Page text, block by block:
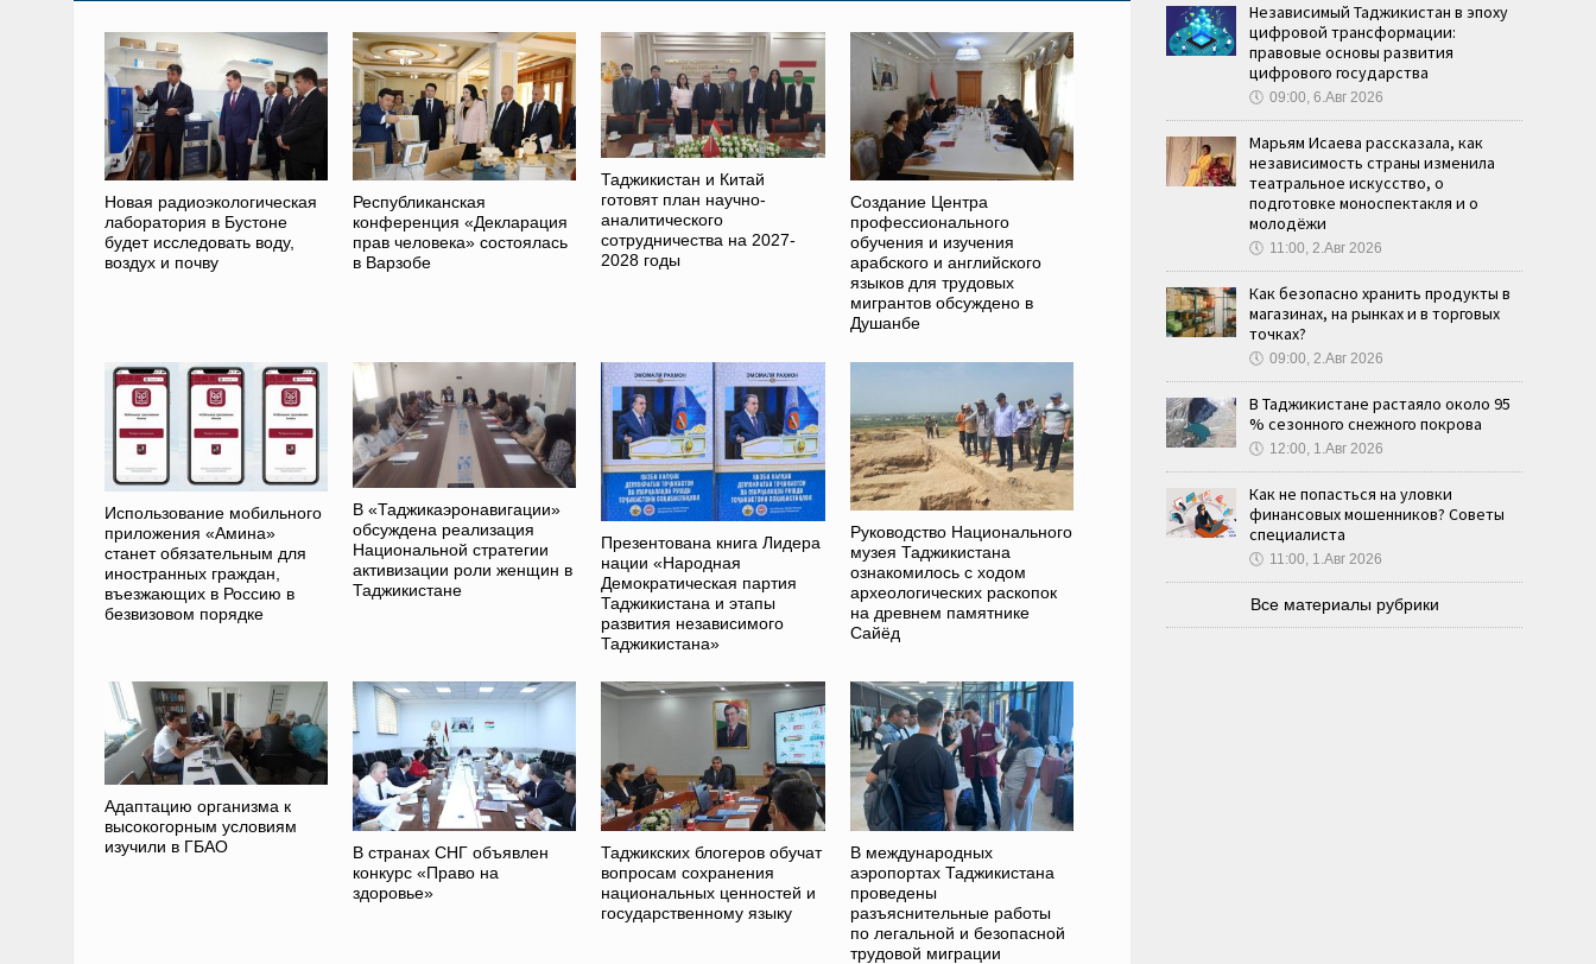
Новая радиоэкологическая
лаборатория в Бустоне
будет исследовать воду,
воздух и почву
Республиканская
конференция «Декларация
прав человека» состоялась
в Варзобе
Таджикистан и Китай
готовят план научно-
аналитического
сотрудничества на 2027-
2028 годы
Создание Центра
профессионального
обучения и изучения
арабского и английского
языков для трудовых
мигрантов обсуждено в
Душанбе
Использование мобильного
приложения «Амина»
станет обязательным для
иностранных граждан,
въезжающих в Россию в
безвизовом порядке
В «Таджикаэронавигации»
обсуждена реализация
Национальной стратегии
активизации роли женщин в
Таджикистане
Презентована книга Лидера
нации «Народная
Демократическая партия
Таджикистана и этапы
развития независимого
Таджикистана»
Руководство Национального
музея Таджикистана
ознакомилось с ходом
археологических раскопок
на древнем памятнике
Сайёд
Адаптацию организма к
высокогорным условиям
изучили в ГБАО
В странах СНГ объявлен
конкурс «Право на
здоровье»
Таджикских блогеров обучат
вопросам сохранения
национальных ценностей и
государственному языку
В международных
аэропортах Таджикистана
проведены
разъяснительные работы
по легальной и безопасной
трудовой миграции
Независимый Таджикистан в эпоху
цифровой трансформации:
правовые основы развития
цифрового государства
🕔 09:00, 6.Авг 2026
Марьям Исаева рассказала, как
независимость страны изменила
театральное искусство, о
подготовке моноспектакля и о
молодёжи
🕔 11:00, 2.Авг 2026
Как безопасно хранить продукты в
магазинах, на рынках и в торговых
точках?
🕔 09:00, 2.Авг 2026
В Таджикистане растаяло около 95
% сезонного снежного покрова
🕔 12:00, 1.Авг 2026
Как не попасться на уловки
финансовых мошенников? Советы
специалиста
🕔 11:00, 1.Авг 2026
Все материалы рубрики